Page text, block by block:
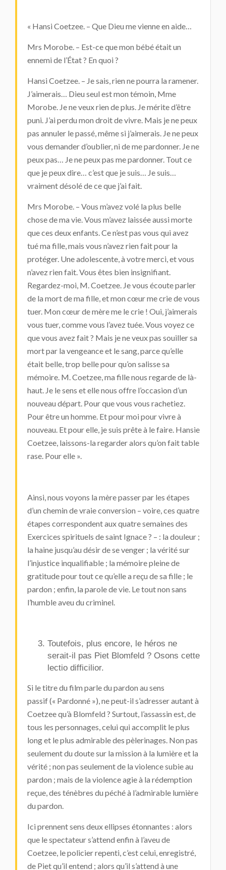
« Hansi Coetzee. – Que Dieu me vienne en aide…
Mrs Morobe. – Est-ce que mon bébé était un
ennemi de l’État ? En quoi ?
Hansi Coetzee. – Je sais, rien ne pourra la ramener.
J’aimerais… Dieu seul est mon témoin, Mme
Morobe. Je ne veux rien de plus. Je mérite d’être
puni. J’ai perdu mon droit de vivre. Mais je ne peux
pas annuler le passé, même si j’aimerais. Je ne peux
vous demander d’oublier, ni de me pardonner. Je ne
peux pas… Je ne peux pas me pardonner. Tout ce
que je peux dire… c’est que je suis… Je suis…
vraiment désolé de ce que j’ai fait.
Mrs Morobe. – Vous m’avez volé la plus belle
chose de ma vie. Vous m’avez laissée aussi morte
que ces deux enfants. Ce n’est pas vous qui avez
tué ma fille, mais vous n’avez rien fait pour la
protéger. Une adolescente, à votre merci, et vous
n’avez rien fait. Vous êtes bien insignifiant.
Regardez-moi, M. Coetzee. Je vous écoute parler
de la mort de ma fille, et mon cœur me crie de vous
tuer. Mon cœur de mère me le crie ! Oui, j’aimerais
vous tuer, comme vous l’avez tuée. Vous voyez ce
que vous avez fait ? Mais je ne veux pas souiller sa
mort par la vengeance et le sang, parce qu’elle
était belle, trop belle pour qu’on salisse sa
mémoire. M. Coetzee, ma fille nous regarde de là-
haut. Je le sens et elle nous offre l’occasion d’un
nouveau départ. Pour que vous vous rachetiez.
Pour être un homme. Et pour moi pour vivre à
nouveau. Et pour elle, je suis prête à le faire. Hansie
Coetzee, laissons-la regarder alors qu’on fait table
rase. Pour elle ».
Ainsi, nous voyons la mère passer par les étapes
d’un chemin de vraie conversion – voire, ces quatre
étapes correspondent aux quatre semaines des
Exercices spirituels de saint Ignace ? – : la douleur ;
la haine jusqu’au désir de se venger ; la vérité sur
l’injustice inqualifiable ; la mémoire pleine de
gratitude pour tout ce qu’elle a reçu de sa fille ; le
pardon ; enfin, la parole de vie. Le tout non sans
l’humble aveu du criminel.
Toutefois, plus encore, le héros ne
serait-il pas Piet Blomfeld ? Osons cette
lectio difficilior.
Si le titre du film parle du pardon au sens
passif (« Pardonné »), ne peut-il s’adresser autant à
Coetzee qu’à Blomfeld ? Surtout, l’assassin est, de
tous les personnages, celui qui accomplit le plus
long et le plus admirable des pèlerinages. Non pas
seulement du doute sur la mission à la lumière et la
vérité ; non pas seulement de la violence subie au
pardon ; mais de la violence agie à la rédemption
reçue, des ténèbres du péché à l’admirable lumière
du pardon.
Ici prennent sens deux ellipses étonnantes : alors
que le spectateur s’attend enfin à l’aveu de
Coetzee, le policier repenti, c’est celui, enregistré,
de Piet qu’il entend ; alors qu’il s’attend à une